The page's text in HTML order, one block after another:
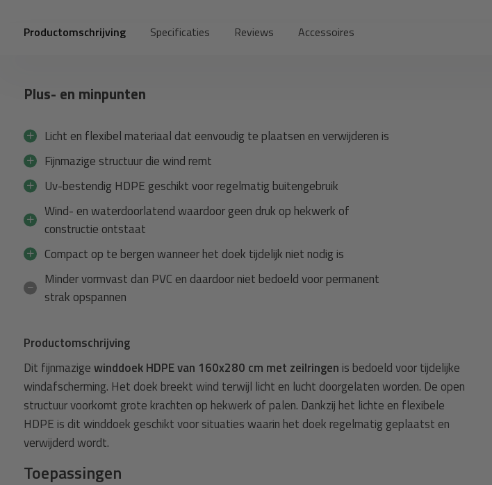
Productomschrijving Specificaties Reviews Accessoires
Plus- en minpunten
Licht en flexibel materiaal dat eenvoudig te plaatsen en verwijderen is
Fijnmazige structuur die wind remt
Uv-bestendig HDPE geschikt voor regelmatig buitengebruik
Wind- en waterdoorlatend waardoor geen druk op hekwerk of
constructie ontstaat
Compact op te bergen wanneer het doek tijdelijk niet nodig is
Minder vormvast dan PVC en daardoor niet bedoeld voor permanent
strak opspannen
Productomschrijving
Dit fijnmazigewinddoek HDPE van 160x280 cm met zeilringen is bedoeld voor tijdelijke
windafscherming. Het doek breekt wind terwijl licht en lucht doorgelaten worden. De open
structuur voorkomt grote krachten op hekwerk of palen. Dankzij het lichte en flexibele
HDPE is dit winddoek geschikt voor situaties waarin het doek regelmatig geplaatst en
verwijderd wordt.
Toepassingen